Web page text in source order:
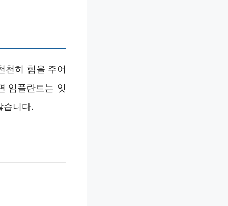
천히 힘을 주어
임플란트는 잇
습니다.